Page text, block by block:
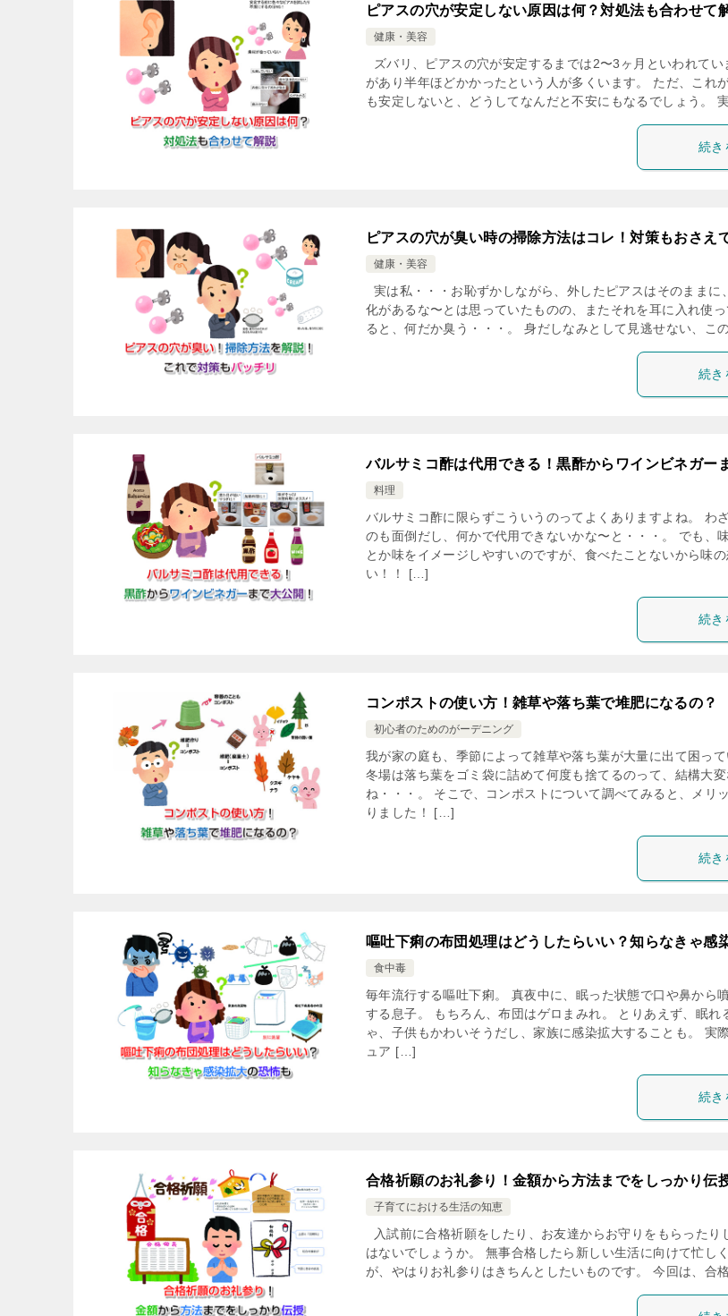
ピアスの穴が安定しない原因は何？対処法も合わせて
健康・美容
ズバリ、ピアスの穴が安定するまでは2〜3ヶ月といわれてい
があり半年ほどかかったという人が多くいます。 ただ、これ
も安定しないと、どうしてなんだと不安にもなるでしょう。
続き
ピアスの穴が臭い時の掃除方法はコレ！対策もおさえ
健康・美容
実は私・・・お恥ずかしながら、外したピアスはそのままに
化があるな〜とは思っていたものの、またそれを耳に入れ使
ると、何だか臭う・・・。 身だしなみとして見逃せない、こ
続き
バルサミコ酢は代用できる！黒酢からワインビネガー
料理
バルサミコ酢に限らずこういうのってよくありますよね。 わ
のも面倒だし、何かで代用できないかな〜と・・・。 でも、
とか味をイメージしやすいのですが、食べたことないから味
い！！ […]
続き
コンポストの使い方！雑草や落ち葉で堆肥になるの？
初心者のためのがーデニング
我が家の庭も、季節によって雑草や落ち葉が大量に出て困っ
冬場は落ち葉をゴミ袋に詰めて何度も捨てるのって、結構大変
ね・・・。 そこで、コンポストについて調べてみると、メリ
りました！ […]
続き
嘔吐下痢の布団処理はどうしたらいい？知らなきゃ感
食中毒
毎年流行する嘔吐下痢。 真夜中に、眠った状態で口や鼻から
する息子。 もちろん、布団はゲロまみれ。 とりあえず、眠れ
ゃ、子供もかわいそうだし、家族に感染拡大することも。 実
ュア […]
続き
合格祈願のお礼参り！金額から方法までをしっかり伝
子育てにおける生活の知恵
入試前に合格祈願をしたり、お友達からお守りをもらったり
はないでしょうか。 無事合格したら新しい生活に向けて忙し
が、やはりお礼参りはきちんとしたいものです。 今回は、合